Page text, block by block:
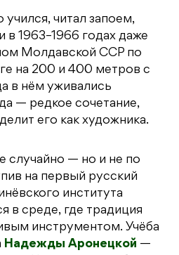
учился, читал запоем,
в 1963–1966 годах даже
Молдавской ССР по
на 200 и 400 метров с
в нём уживались
— редкое сочетание,
его как художника.
случайно — но и не по
на первый русский
института
в среде, где традиция
инструментом. Учёба
Надежды Аронецкой —